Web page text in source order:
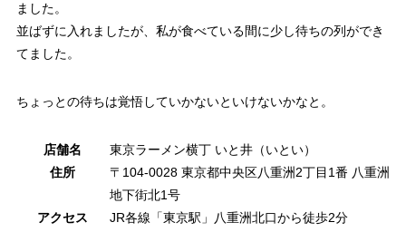
ました。
並ばずに入れましたが、私が食べている間に少し待ちの列ができ
てました。
ちょっとの待ちは覚悟していかないといけないかなと。
店舗名
東京ラーメン横丁 いと井（いとい）
住所
〒104-0028 東京都中央区八重洲2丁目1番 八重洲
地下街北1号
アクセス
JR各線「東京駅」八重洲北口から徒歩2分